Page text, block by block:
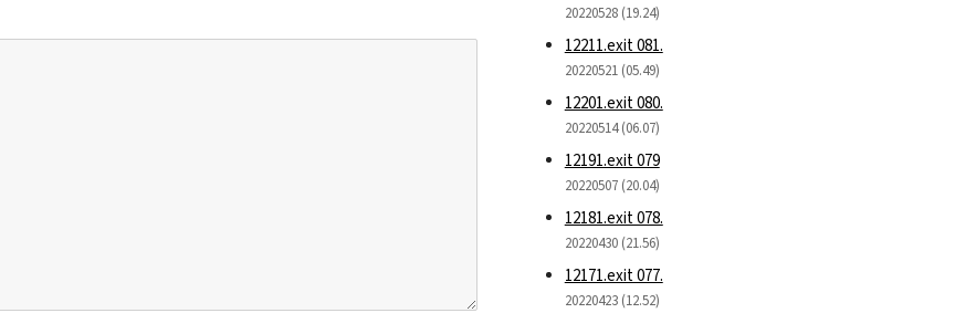
20220528 (19.24)
12211.exit 081.
20220521 (05.49)
12201.exit 080.
20220514 (06.07)
12191.exit 079
20220507 (20.04)
12181.exit 078.
20220430 (21.56)
12171.exit 077.
20220423 (12.52)